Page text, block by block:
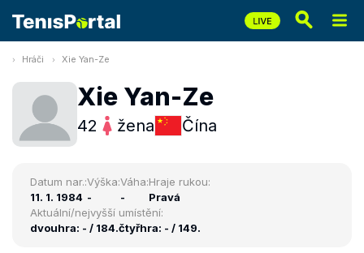
Hráči Xie Yan-Ze
Xie Yan-Ze
42 žena Čína
Datum nar.:
11. 1. 1984
Výška:
-
Váha:
-
Hraje rukou:
Pravá
Aktuální/nejvyšší umístění:
dvouhra: - / 184.čtyřhra: - / 149.